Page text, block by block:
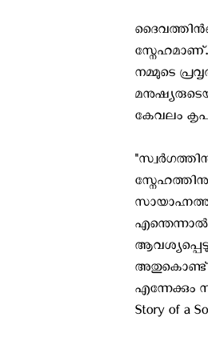
സ്നേഹമാണ്.
നമ്മുടെ
കേവലം
അതുകൊണ്ട്
എന്നേക്കും
Story of a